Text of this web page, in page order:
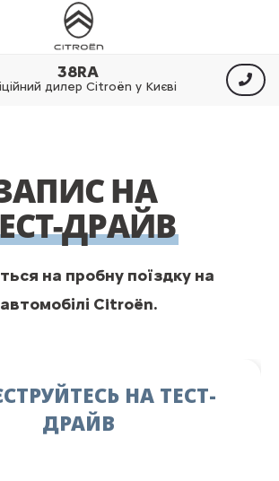
38RA
дилер Citroën у Києві
НА
ДРАЙВ
на пробну поїздку на
автомобілі Citroën.